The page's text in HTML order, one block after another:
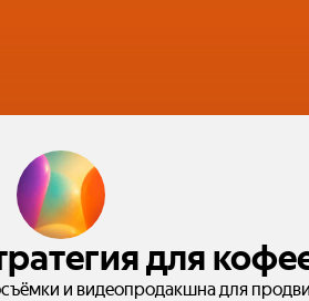
для
и видеопродакшна для